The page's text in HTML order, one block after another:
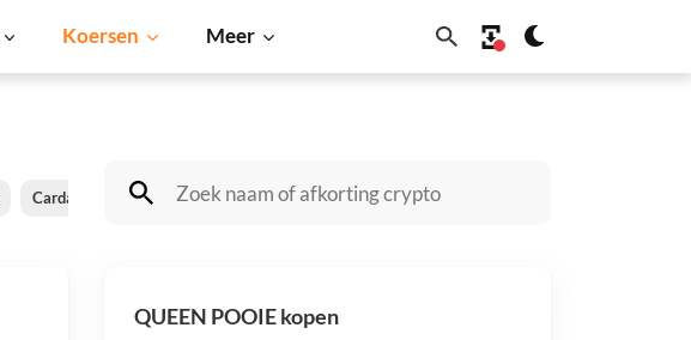
Koersen Meer
Cardano Shiba Inu Dogecoin Solana BNB
QUEEN POOIE kopen